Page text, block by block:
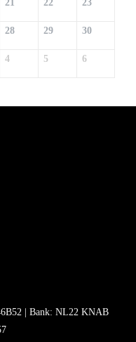
21 22 23
28 29 30
4 5 6
| Bank: NL22 KNAB